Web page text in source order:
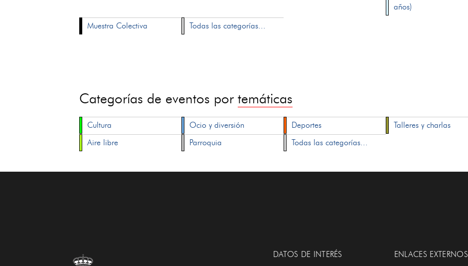
años)
Muestra Colectiva
Todas las categorías...
Categorías de eventos portemáticas
Cultura Ocio y diversión Deportes Talleres y charlas
Aire libre
Parroquia Todas las categorías...
DATOS DE INTERÉS ENLACES EXTERNOS